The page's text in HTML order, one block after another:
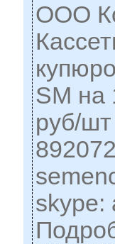
ООО
SM на
руб/
skype: